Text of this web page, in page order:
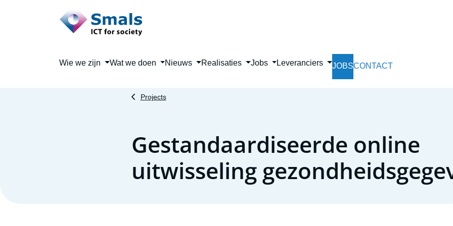
Main navigation
Wie we zijn Wat we doen Nieuws Realisaties Jobs Leveranciers JOBSCONTACT
Projects
Gestandaardiseerde online
uitwisseling